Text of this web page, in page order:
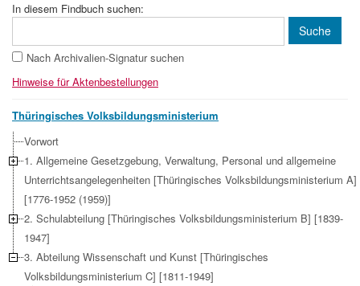
In diesem Findbuch suchen:
Nach Archivalien-Signatur suchen
Hinweise für Aktenbestellungen
Thüringisches Volksbildungsministerium
Vorwort
1. Allgemeine Gesetzgebung, Verwaltung, Personal und allgemeine
Unterrichtsangelegenheiten [Thüringisches Volksbildungsministerium A]
[1776-1952 (1959)]
2. Schulabteilung [Thüringisches Volksbildungsministerium B] [1839-
1947]
3. Abteilung Wissenschaft und Kunst [Thüringisches
Volksbildungsministerium C] [1811-1949]